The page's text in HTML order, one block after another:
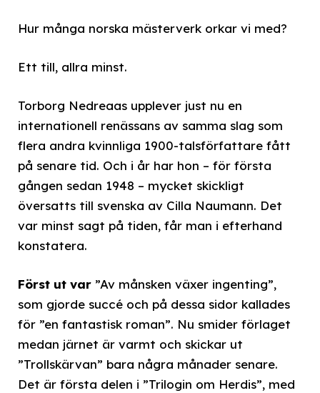
Hur många norska mästerverk orkar vi med?
Ett till, allra minst.
Torborg Nedreaas upplever just nu en
internationell renässans av samma slag som
flera andra kvinnliga 1900-talsförfattare fått
på senare tid. Och i år har hon – för första
gången sedan 1948 – mycket skickligt
översatts till svenska av Cilla Naumann. Det
var minst sagt på tiden, får man i efterhand
konstatera.
Först ut var ”Av månsken växer ingenting”,
som gjorde succé och på dessa sidor kallades
för ”en fantastisk roman”. Nu smider förlaget
medan järnet är varmt och skickar ut
”Trollskärvan” bara några månader senare.
Det är första delen i ”Trilogin om Herdis”, med